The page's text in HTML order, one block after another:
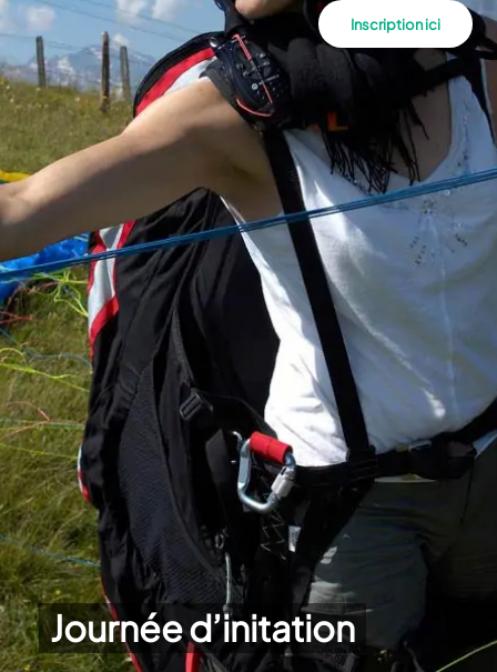
Journée d’initation
Inscription ici